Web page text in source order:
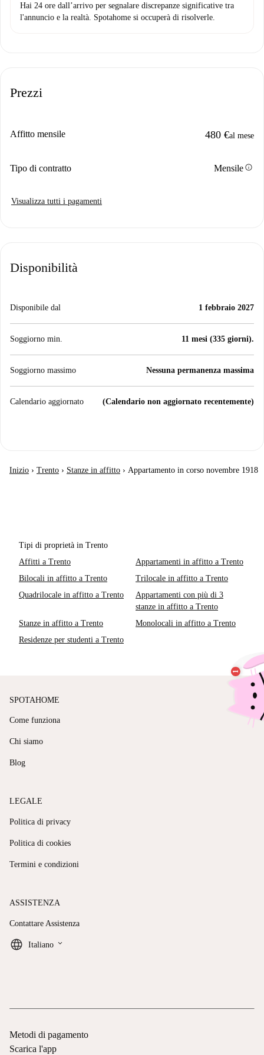
Hai 24 ore dall’arrivo per segnalare discrepanze significative tra
l'annuncio e la realtà. Spotahome si occuperà di risolverle.
Prezzi
Affitto mensile 480 €al mese
Tipo di contratto Mensileinfo
Visualizza tutti i pagamenti
Disponibilità
Disponibile dal 1 febbraio 2027
Soggiorno min. 11 mesi (335 giorni).
Soggiorno massimo Nessuna permanenza massima
Calendario aggiornato (Calendario non aggiornato recentemente)
Inizio › Trento › Stanze in affitto › Appartamento in corso novembre 1918
Tipi di proprietà in Trento
Affitti a Trento
Appartamenti in affitto a Trento
Bilocali in affitto a Trento
Trilocale in affitto a Trento
Quadrilocale in affitto a Trento
Appartamenti con più di 3
stanze in affitto a Trento
Stanze in affitto a Trento
Monolocali in affitto a Trento
Residenze per studenti a Trento
SPOTAHOME
Come funziona
Chi siamo
Blog
LEGALE
Politica di privacy
Politica di cookies
Termini e condizioni
ASSISTENZA
Contattare Assistenza
Italiano keyboard_arrow_down
Metodi di pagamento
Scarica l'app